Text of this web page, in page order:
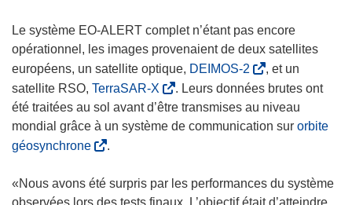
v
r
e
d
a
n
n
e
Le système EO-ALERT complet n’étant pas encore
opérationnel, les images provenaient de deux satellites
européens, un satellite optique, DEIMOS-2
s
’
o
r
e
, et un
satellite RSO, TerraSAR-X
s
’
v
r
. Leurs données brutes ont
été traitées au sol avant d’être transmises au niveau
mondial grâce à un système de communication sur orbite
géosynchrone(
’
o
.
«Nous avons été surpris par les performances du système
observées lors des tests finaux. L’objectif était d’atteindre